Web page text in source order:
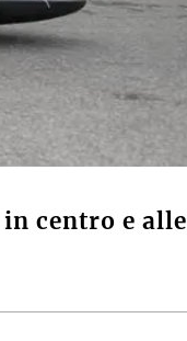
centro e alle